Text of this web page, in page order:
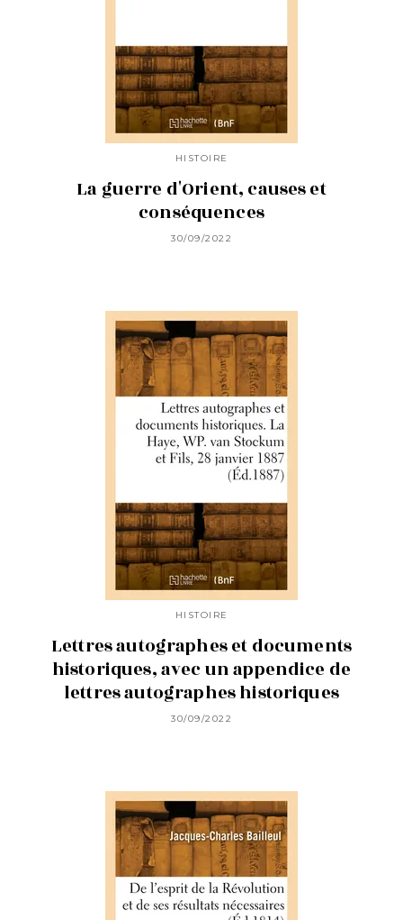
HISTOIRE
La guerre d'Orient, causes et
conséquences
30/09/2022
HISTOIRE
Lettres autographes et documents
historiques, avec un appendice de
lettres autographes historiques
30/09/2022